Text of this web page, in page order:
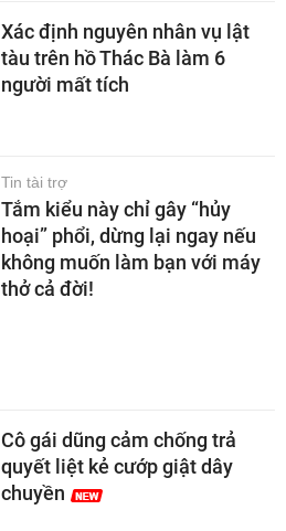
Xác định nguyên nhân vụ lật
tàu trên hồ Thác Bà làm 6
người mất tích
Tin tài trợ
Tắm kiểu này chỉ gây “hủy
hoại” phổi, dừng lại ngay nếu
không muốn làm bạn với máy
thở cả đời!
Cô gái dũng cảm chống trả
quyết liệt kẻ cướp giật dây
chuyền